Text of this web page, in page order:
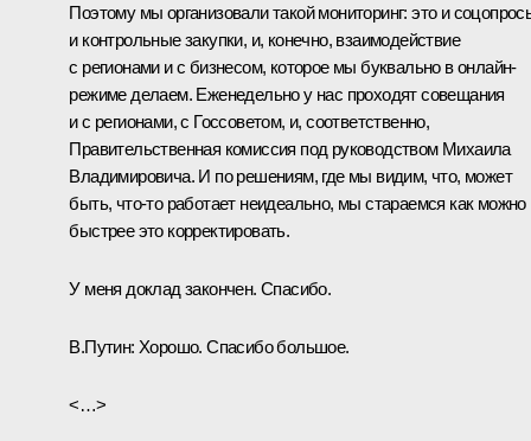
Поэтому мы организовали такой мониторинг: это и
и контрольные закупки, и, конечно, взаимодействие
с регионами и с бизнесом, которое мы буквально в онлайн-
режиме делаем. Еженедельно у нас проходят совещания
и с регионами, с Госсоветом, и, соответственно,
Правительственная комиссия под руководством Михаила
Владимировича. И по решениям, где мы видим, что, может
быть, что-то работает неидеально, мы стараемся как можно
быстрее это корректировать.
У меня доклад закончен. Спасибо.
В.Путин: Хорошо. Спасибо большое.
<…>